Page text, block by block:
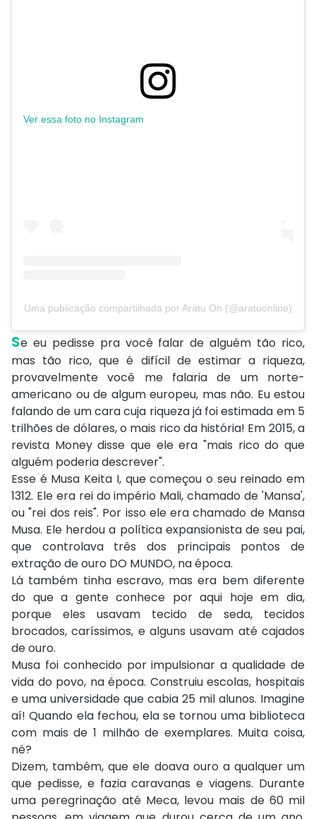
Ver essa foto no Instagram
Uma publicação compartilhada por Aratu On (@aratuonline)
Se eu pedisse pra você falar de alguém tão rico,
mas tão rico, que é difícil de estimar a riqueza,
provavelmente você me falaria de um norte-
americano ou de algum europeu, mas não. Eu estou
falando de um cara cuja riqueza já foi estimada em 5
trilhões de dólares, o mais rico da história! Em 2015, a
revista Money disse que ele era "mais rico do que
alguém poderia descrever".
Esse é Musa Keita I, que começou o seu reinado em
1312. Ele era rei do império Mali, chamado de 'Mansa',
ou "rei dos reis". Por isso ele era chamado de Mansa
Musa. Ele herdou a política expansionista de seu pai,
que controlava três dos principais pontos de
extração de ouro DO MUNDO, na época.
Lá também tinha escravo, mas era bem diferente
do que a gente conhece por aqui hoje em dia,
porque eles usavam tecido de seda, tecidos
brocados, caríssimos, e alguns usavam até cajados
de ouro.
Musa foi conhecido por impulsionar a qualidade de
vida do povo, na época. Construiu escolas, hospitais
e uma universidade que cabia 25 mil alunos. Imagine
aí! Quando ela fechou, ela se tornou uma biblioteca
com mais de 1 milhão de exemplares. Muita coisa,
né?
Dizem, também, que ele doava ouro a qualquer um
que pedisse, e fazia caravanas e viagens. Durante
uma peregrinação até Meca, levou mais de 60 mil